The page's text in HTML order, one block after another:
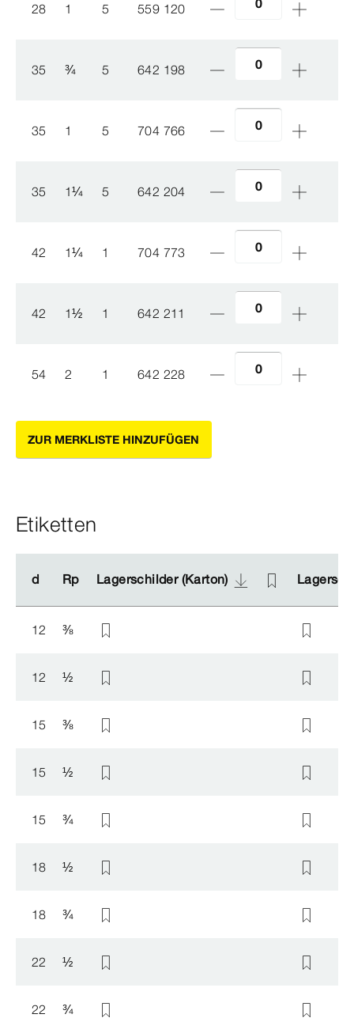
28 1 5 559 120
35 ¾ 5 642 198
35 1 5 704 766
35 1¼ 5 642 204
42 1¼ 1 704 773
42 1½ 1 642 211
54 2 1 642 228
ZUR MERKLISTE HINZUFÜGEN
Etiketten
d Rp Lagerschilder (Karton)
d Rp Lagerschilder (Karton)
12 ⅜
12 ½
15 ⅜
15 ½
15 ¾
18 ½
18 ¾
22 ½
22 ¾